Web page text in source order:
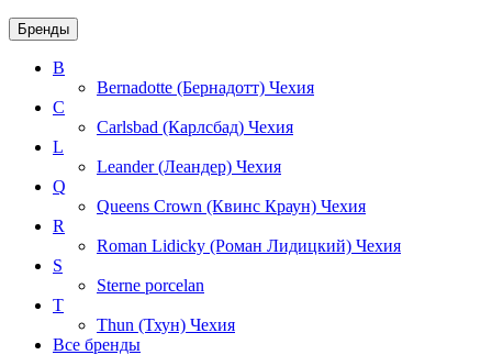
Бренды
B
Bernadotte (Бернадотт) Чехия
C
Carlsbad (Карлсбад) Чехия
L
Leander (Леандер) Чехия
Q
Queens Crown (Квинс Краун) Чехия
R
Roman Lidicky (Роман Лидицкий) Чехия
S
Sterne porcelan
T
Thun (Тхун) Чехия
Все бренды